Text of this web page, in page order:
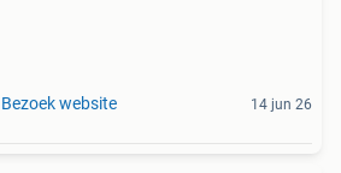
Bezoek website 14 jun 26